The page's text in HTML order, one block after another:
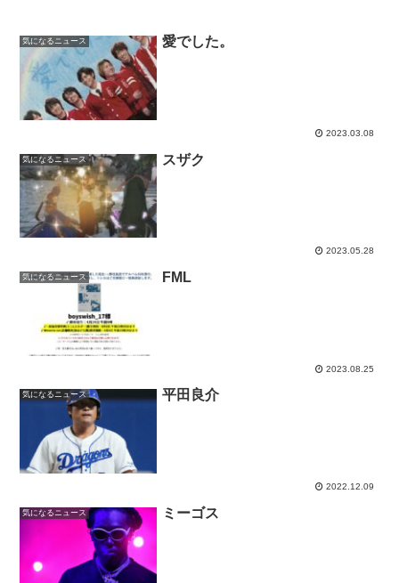
気になるニュース 愛でした。
2023.03.08
気になるニュース スザク
2023.05.28
気になるニュース FML
2023.08.25
気になるニュース 平田良介
2022.12.09
気になるニュース ミーゴス